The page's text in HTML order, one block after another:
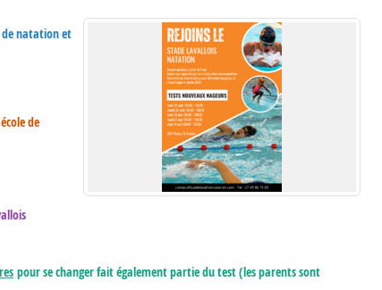
de natation et
de
pour se changer fait également partie du test (les parents sont